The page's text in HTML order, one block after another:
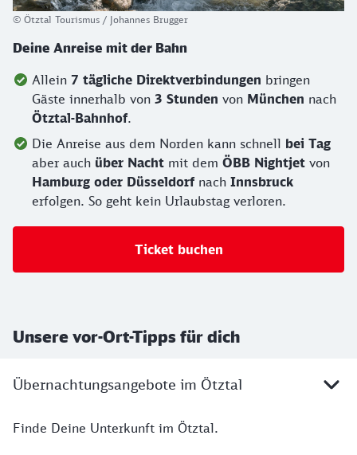
© Ötztal Tourismus / Johannes Brugger
Deine Anreise mit der Bahn
Allein 7 tägliche Direktverbindungen bringen
Gäste innerhalb von 3 Stunden von München nach
Ötztal-Bahnhof.
Die Anreise aus dem Norden kann schnell bei Tag
aber auch über Nacht mit dem ÖBB Nightjet von
Hamburg oder Düsseldorf nach Innsbruck
erfolgen. So geht kein Urlaubstag verloren.
Ticket buchen
Unsere vor-Ort-Tipps für dich
Übernachtungsangebote im Ötztal
Finde Deine Unterkunft im Ötztal.